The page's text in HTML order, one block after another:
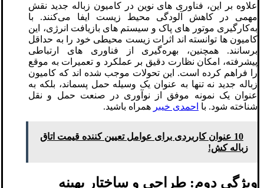
علاوه بر این، فناوری‌ های نوین در کامیون زباله جدید نقش
مهمی در کاهش آلودگی محیط ‌زیست ایفا می‌کنند. با
به‌کارگیری موتور های پاک و سیستم‌ های بازیافت انرژی، این
کامیون‌ ها توانسته ‌اند اثرات زیست‌ محیطی خود را به حداقل
برسانند. همچنین، بهره‌گیری از فناوری ‌های ارتباطی
پیشرفته، امکان نظارت دقیق بر عملکرد و تعمیرات به موقع
را فراهم کرده است. این تحولات موجب شده ‌اند که کامیون
زباله جدید نه تنها به عنوان یک وسیله حمل پسماند، بلکه به
عنوان یک نمونه موفق از نوآوری در صنعت حمل و نقل
شناخته شود. با احمدی خیبر همراه باشید.
10 عنوان کاربردی برای عوامل تعیین کننده قیمت اتاق
زباله کش!
ویژگی دوم: طراحی و ساختار بهینه